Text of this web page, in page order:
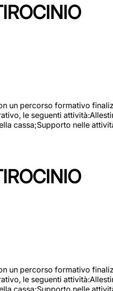
un percorso formativo
le seguenti
cassa;Supporto nelle
un percorso formativo
le seguenti
cassa;Supporto nelle